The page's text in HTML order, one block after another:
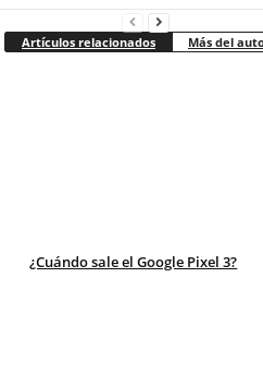
Artículos relacionados Más del
¿Cuándo sale el Google Pixel 3?